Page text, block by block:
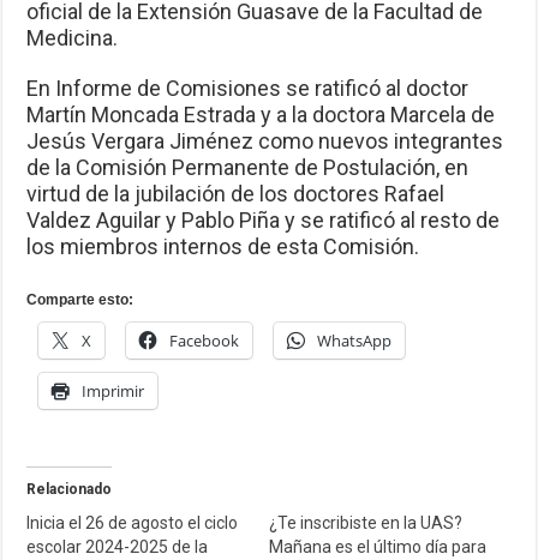
oficial de la Extensión Guasave de la Facultad de
Medicina.
En Informe de Comisiones se ratificó al doctor
Martín Moncada Estrada y a la doctora Marcela de
Jesús Vergara Jiménez como nuevos integrantes
de la Comisión Permanente de Postulación, en
virtud de la jubilación de los doctores Rafael
Valdez Aguilar y Pablo Piña y se ratificó al resto de
los miembros internos de esta Comisión.
Comparte esto:
X Facebook WhatsApp
Imprimir
Relacionado
Inicia el 26 de agosto el ciclo
escolar 2024-2025 de la
¿Te inscribiste en la UAS?
Mañana es el último día para